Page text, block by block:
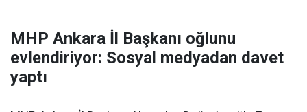
MHP Ankara İl Başkanı oğlunu
evlendiriyor: Sosyal medyadan davet
yaptı